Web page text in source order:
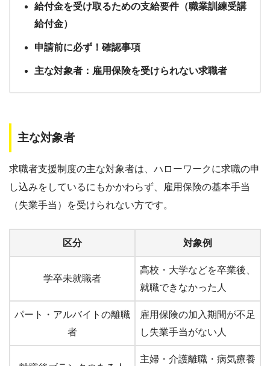
給付金を受け取るための支給要件（職業訓練受講
給付金）
申請前に必ず！確認事項
主な対象者：雇用保険を受けられない求職者
主な対象者
求職者支援制度の主な対象者は、ハローワークに求職の申
し込みをしているにもかかわらず、雇用保険の基本手当
（失業手当）を受けられない方です。
区分 対象例
学卒未就職者
高校・大学などを卒業後、
就職できなかった人
パート・アルバイトの離職
者
雇用保険の加入期間が不足
し失業手当がない人
主婦・介護離職・病気療養